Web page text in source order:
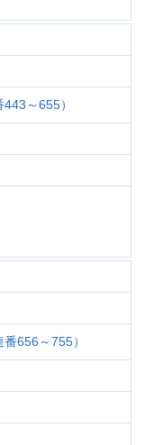
～655）
656～755）